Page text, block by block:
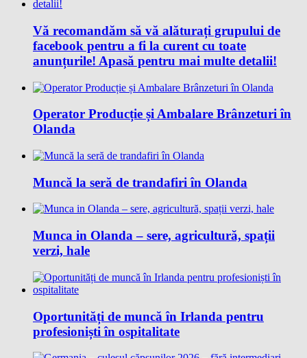
Vă recomandăm să vă alăturați grupului de
facebook pentru a fi la curent cu toate
anunțurile! Apasă pentru mai multe detalii!
Operator Producție și Ambalare Brânzeturi în
Olanda
Muncă la seră de trandafiri în Olanda
Munca in Olanda – sere, agricultură, spații
verzi, hale
Oportunități de muncă în Irlanda pentru
profesioniști în ospitalitate